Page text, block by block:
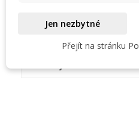
Na paletě:
Jen nezbytné
Přejít na stránku